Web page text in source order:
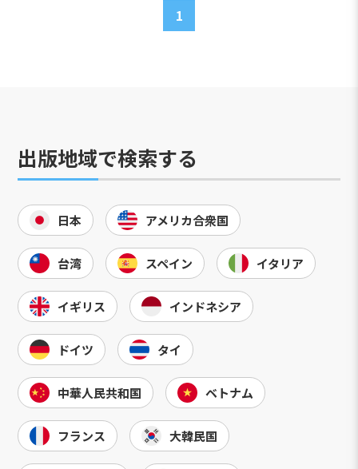
1
出版地域で検索する
日本 アメリカ合衆国
台湾 スペイン イタリア
イギリス インドネシア
ドイツ タイ
中華人民共和国 ベトナム
フランス 大韓民国